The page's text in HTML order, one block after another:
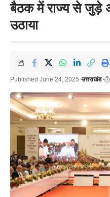
बैठक में राज्य से जुड़े
उठाया
Published June 24, 2025 उत्तराखंड